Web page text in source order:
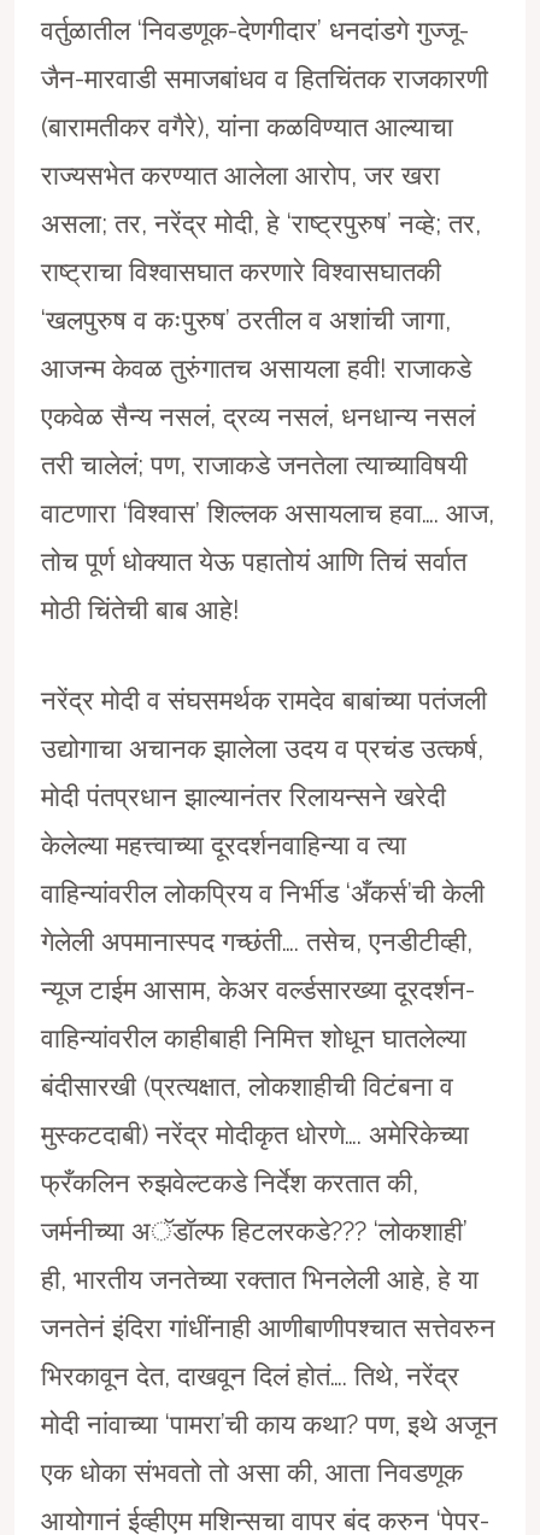
वर्तुळातील ‘निवडणूक-देणगीदार’ धनदांडगे गुज्जू-
जैन-मारवाडी समाजबांधव व हितचिंतक राजकारणी
(बारामतीकर वगैरे), यांना कळविण्यात आल्याचा
राज्यसभेत करण्यात आलेला आरोप, जर खरा
असला; तर, नरेंद्र मोदी, हे ‘राष्ट्रपुरुष’ नव्हे; तर,
राष्ट्राचा विश्वासघात करणारे विश्वासघातकी
‘खलपुरुष व कःपुरुष’ ठरतील व अशांची जागा,
आजन्म केवळ तुरुंगातच असायला हवी! राजाकडे
एकवेळ सैन्य नसलं, द्रव्य नसलं, धनधान्य नसलं
तरी चालेलं; पण, राजाकडे जनतेला त्याच्याविषयी
वाटणारा ‘विश्वास’ शिल्लक असायलाच हवा…. आज,
तोच पूर्ण धोक्यात येऊ पहातोयं आणि तिचं सर्वात
मोठी चिंतेची बाब आहे!
नरेंद्र मोदी व संघसमर्थक रामदेव बाबांच्या पतंजली
उद्योगाचा अचानक झालेला उदय व प्रचंड उत्कर्ष,
मोदी पंतप्रधान झाल्यानंतर रिलायन्सने खरेदी
केलेल्या महत्त्वाच्या दूरदर्शनवाहिन्या व त्या
वाहिन्यांवरील लोकप्रिय व निर्भीड ‘अँकर्स’ची केली
गेलेली अपमानास्पद गच्छंती…. तसेच, एनडीटीव्ही,
न्यूज टाईम आसाम, केअर वर्ल्डसारख्या दूरदर्शन-
वाहिन्यांवरील काहीबाही निमित्त शोधून घातलेल्या
बंदीसारखी (प्रत्यक्षात, लोकशाहीची विटंबना व
मुस्कटदाबी) नरेंद्र मोदीकृत धोरणे…. अमेरिकेच्या
फ्रँकलिन रुझवेल्टकडे निर्देश करतात की,
जर्मनीच्या अॅडाॅल्फ हिटलरकडे??? ‘लोकशाही’
ही, भारतीय जनतेच्या रक्तात भिनलेली आहे, हे या
जनतेनं इंदिरा गांधींनाही आणीबाणीपश्चात सत्तेवरुन
भिरकावून देत, दाखवून दिलं होतं…. तिथे, नरेंद्र
मोदी नांवाच्या ‘पामरा’ची काय कथा? पण, इथे अजून
एक धोका संभवतो तो असा की, आता निवडणूक
आयोगानं ईव्हीएम मशिन्सचा वापर बंद करुन ‘पेपर-